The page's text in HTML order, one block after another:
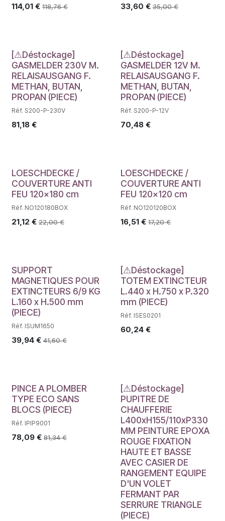
114,01 € 118,76€ 33,60 € 35,00€
Déstockage
[⚠Déstockage]
GASMELDER 230V M.
RELAISAUSGANG F.
METHAN, BUTAN,
PROPAN (PIECE)
Réf. S200-P-230V
81,18 €
Déstockage
[⚠Déstockage]
GASMELDER 12V M.
RELAISAUSGANG F.
METHAN, BUTAN,
PROPAN (PIECE)
Réf. S200-P-12V
70,48€
LOESCHDECKE /
COUVERTURE ANTI
FEU 120x180 cm
Réf. NO120180BOX
21,12 € 22,00€
LOESCHDECKE /
COUVERTURE ANTI
FEU 120x120 cm
Réf. NO120120BOX
16,51€ 17,20€
SUPPORT
MAGNETIQUES POUR
EXTINCTEURS 6/9 KG
L.160 x H.500 mm
(PIECE)
Réf. ISUM1650
39,94 € 41,60€
Déstockage
[⚠Déstockage]
TOTEM EXTINCTEUR
L.440 x H.750 x P.320
mm (PIECE)
Réf. ISES0201
60,24€
PINCE A PLOMBER
TYPE ECO SANS
BLOCS (PIECE)
Réf. IPIP9001
78,09 € 81,34€
Déstockage
[⚠Déstockage]
PUPITRE DE
CHAUFFERIE
L400xH155/110xP330
MM PEINTURE EPOXA
ROUGE FIXATION
HAUTE ET BASSE
AVEC CASIER DE
RANGEMENT EQUIPE
D'UN VOLET
FERMANT PAR
SERRURE TRIANGLE
(PIECE)